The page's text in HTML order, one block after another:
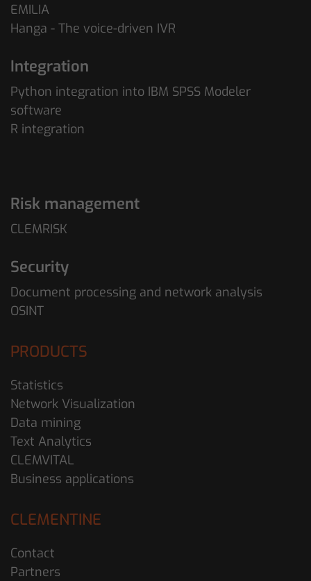
EMILIA
Hanga - The voice-driven IVR
Integration
Python integration into IBM SPSS Modeler
software
R integration
Risk management
CLEMRISK
Security
Document processing and network analysis
OSINT
PRODUCTS
Statistics
Network Visualization
Data mining
Text Analytics
CLEMVITAL
Business applications
CLEMENTINE
Contact
Partners